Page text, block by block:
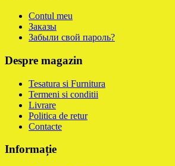
Contul meu
Заказы
Забыли свой пароль?
Despre magazin
Tesatura si Furnitura
Termeni si conditii
Livrare
Politica de retur
Contacte
Informație